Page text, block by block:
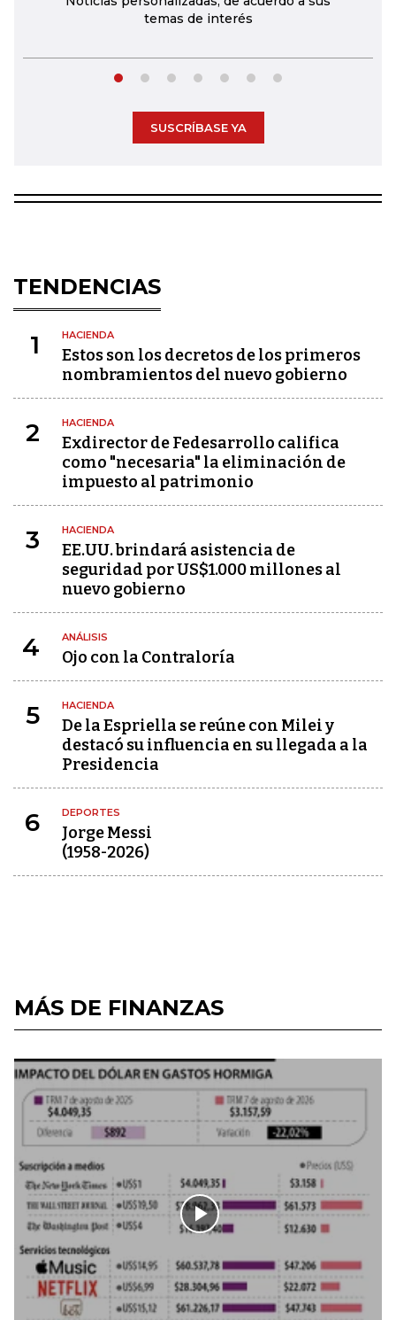
temas de interés
SUSCRÍBASE YA
TENDENCIAS
1 HACIENDA
Estos son los decretos de los primeros
nombramientos del nuevo gobierno
2 HACIENDA
Exdirector de Fedesarrollo califica
como "necesaria" la eliminación de
impuesto al patrimonio
3 HACIENDA
EE.UU. brindará asistencia de
seguridad por US$1.000 millones al
nuevo gobierno
4 ANÁLISIS
Ojo con la Contraloría
5 HACIENDA
De la Espriella se reúne con Milei y
destacó su influencia en su llegada a la
Presidencia
6 DEPORTES
Jorge Messi
(1958-2026)
MÁS DE FINANZAS